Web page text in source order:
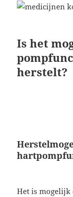
Is het
herstelt?
Het is mogelijk